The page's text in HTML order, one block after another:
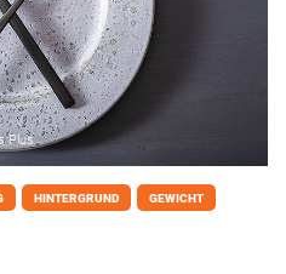
Plus
HINTERGRUND GEWICHT